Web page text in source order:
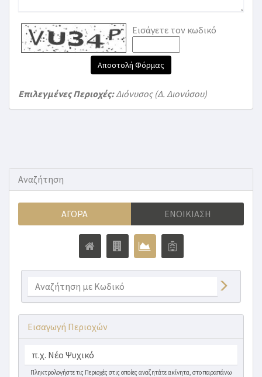
Εισάγετε τον κωδικό
Αποστολή Φόρμας
Επιλεγμένες Περιοχές:Διόνυσος (Δ. Διονύσου)
Αναζήτηση
ΑΓΟΡΆ ΕΝΟΙΚΊΑΣΗ
Εισαγωγή Περιοχών
Πληκτρολογήστε τις Περιοχές στις οποίες αναζητάτε ακίνητα, στο παραπάνω